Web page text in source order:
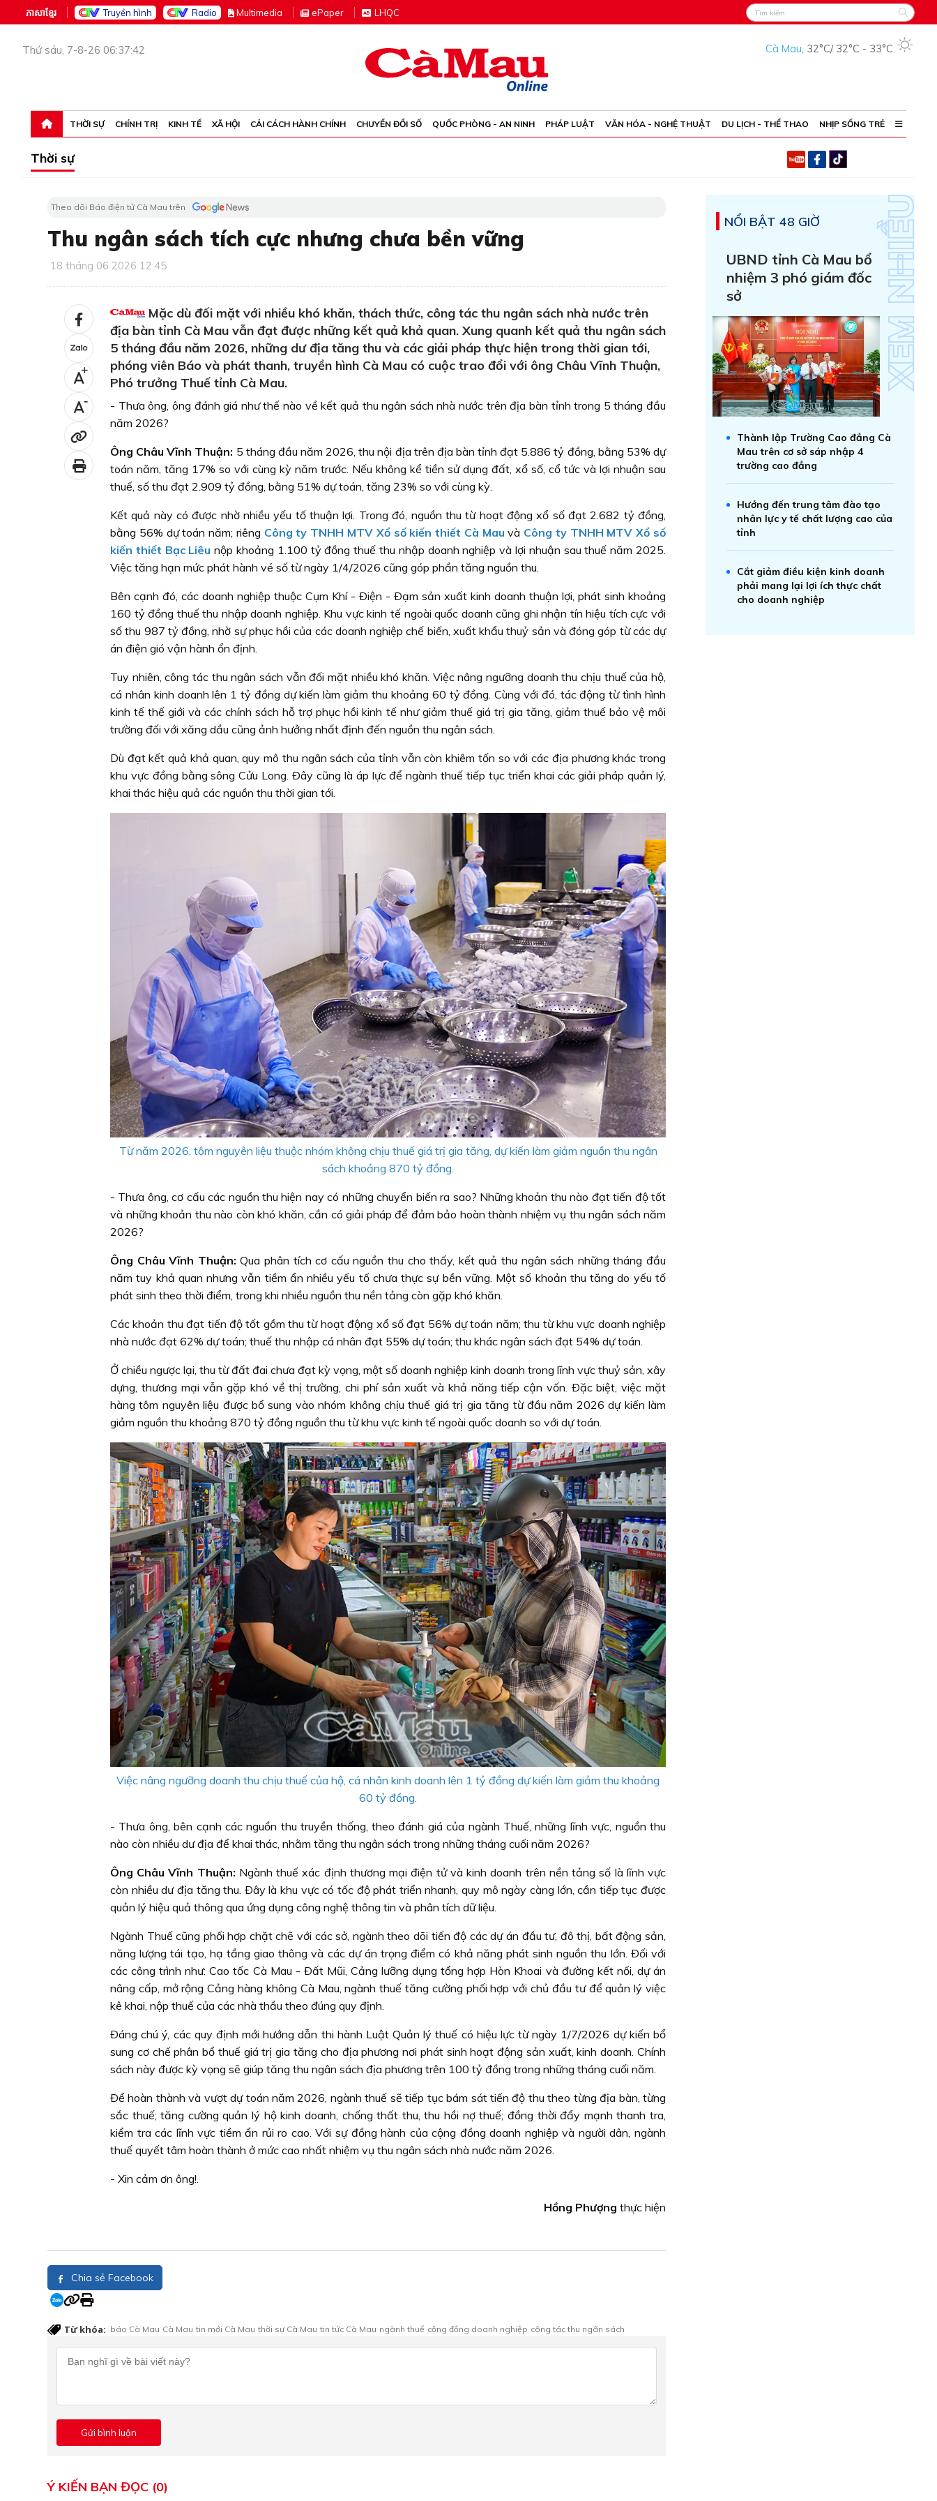
ភាសាខ្មែរ Truyền hình Radio Multimedia ePaper LHQC
Thứ sáu, 7-8-26 06:37:42 Cà Mau, 32°C/ 32°C - 33°C
THỜI SỰ CHÍNH TRỊ KINH TẾ XÃ HỘI CẢI CÁCH HÀNH CHÍNH CHUYỂN ĐỔI SỐ QUỐC PHÒNG - AN NINH PHÁP LUẬT VĂN HÓA - NGHỆ THUẬT DU LỊCH - THỂ THAO NHỊP SỐNG TRẺ
Thời sự
Theo dõi Báo điện tử Cà Mau trên
Thu ngân sách tích cực nhưng chưa bền vững
18 tháng 06 2026 12:45
+
-
Mặc dù đối mặt với nhiều khó khăn, thách thức, công tác thu ngân sách nhà nước trên
địa bàn tỉnh Cà Mau vẫn đạt được những kết quả khả quan. Xung quanh kết quả thu ngân sách
5 tháng đầu năm 2026, những dư địa tăng thu và các giải pháp thực hiện trong thời gian tới,
phóng viên Báo và phát thanh, truyền hình Cà Mau có cuộc trao đổi với ông Châu Vĩnh Thuận,
Phó trưởng Thuế tỉnh Cà Mau.
- Thưa ông, ông đánh giá như thế nào về kết quả thu ngân sách nhà nước trên địa bàn tỉnh trong 5 tháng đầu
năm 2026?
Ông Châu Vĩnh Thuận: 5 tháng đầu năm 2026, thu nội địa trên địa bàn tỉnh đạt 5.886 tỷ đồng, bằng 53% dự
toán năm, tăng 17% so với cùng kỳ năm trước. Nếu không kể tiền sử dụng đất, xổ số, cổ tức và lợi nhuận sau
thuế, số thu đạt 2.909 tỷ đồng, bằng 51% dự toán, tăng 23% so với cùng kỳ.
Kết quả này có được nhờ nhiều yếu tố thuận lợi. Trong đó, nguồn thu từ hoạt động xổ số đạt 2.682 tỷ đồng,
bằng 56% dự toán năm; riêng Công ty TNHH MTV Xổ số kiến thiết Cà Mau và Công ty TNHH MTV Xổ số
kiến thiết Bạc Liêu nộp khoảng 1.100 tỷ đồng thuế thu nhập doanh nghiệp và lợi nhuận sau thuế năm 2025.
Việc tăng hạn mức phát hành vé số từ ngày 1/4/2026 cũng góp phần tăng nguồn thu.
Bên cạnh đó, các doanh nghiệp thuộc Cụm Khí - Ðiện - Ðạm sản xuất kinh doanh thuận lợi, phát sinh khoảng
160 tỷ đồng thuế thu nhập doanh nghiệp. Khu vực kinh tế ngoài quốc doanh cũng ghi nhận tín hiệu tích cực với
số thu 987 tỷ đồng, nhờ sự phục hồi của các doanh nghiệp chế biến, xuất khẩu thuỷ sản và đóng góp từ các dự
án điện gió vận hành ổn định.
Tuy nhiên, công tác thu ngân sách vẫn đối mặt nhiều khó khăn. Việc nâng ngưỡng doanh thu chịu thuế của hộ,
cá nhân kinh doanh lên 1 tỷ đồng dự kiến làm giảm thu khoảng 60 tỷ đồng. Cùng với đó, tác động từ tình hình
kinh tế thế giới và các chính sách hỗ trợ phục hồi kinh tế như giảm thuế giá trị gia tăng, giảm thuế bảo vệ môi
trường đối với xăng dầu cũng ảnh hưởng nhất định đến nguồn thu ngân sách.
Dù đạt kết quả khả quan, quy mô thu ngân sách của tỉnh vẫn còn khiêm tốn so với các địa phương khác trong
khu vực đồng bằng sông Cửu Long. Ðây cũng là áp lực để ngành thuế tiếp tục triển khai các giải pháp quản lý,
khai thác hiệu quả các nguồn thu thời gian tới.
Từ năm 2026, tôm nguyên liệu thuộc nhóm không chịu thuế giá trị gia tăng, dự kiến làm giảm nguồn thu ngân
sách khoảng 870 tỷ đồng.
- Thưa ông, cơ cấu các nguồn thu hiện nay có những chuyển biến ra sao? Những khoản thu nào đạt tiến độ tốt
và những khoản thu nào còn khó khăn, cần có giải pháp để đảm bảo hoàn thành nhiệm vụ thu ngân sách năm
2026?
Ông Châu Vĩnh Thuận: Qua phân tích cơ cấu nguồn thu cho thấy, kết quả thu ngân sách những tháng đầu
năm tuy khả quan nhưng vẫn tiềm ẩn nhiều yếu tố chưa thực sự bền vững. Một số khoản thu tăng do yếu tố
phát sinh theo thời điểm, trong khi nhiều nguồn thu nền tảng còn gặp khó khăn.
Các khoản thu đạt tiến độ tốt gồm thu từ hoạt động xổ số đạt 56% dự toán năm; thu từ khu vực doanh nghiệp
nhà nước đạt 62% dự toán; thuế thu nhập cá nhân đạt 55% dự toán; thu khác ngân sách đạt 54% dự toán.
Ở chiều ngược lại, thu từ đất đai chưa đạt kỳ vọng, một số doanh nghiệp kinh doanh trong lĩnh vực thuỷ sản, xây
dựng, thương mại vẫn gặp khó về thị trường, chi phí sản xuất và khả năng tiếp cận vốn. Ðặc biệt, việc mặt
hàng tôm nguyên liệu được bổ sung vào nhóm không chịu thuế giá trị gia tăng từ đầu năm 2026 dự kiến làm
giảm nguồn thu khoảng 870 tỷ đồng nguồn thu từ khu vực kinh tế ngoài quốc doanh so với dự toán.
Việc nâng ngưỡng doanh thu chịu thuế của hộ, cá nhân kinh doanh lên 1 tỷ đồng dự kiến làm giảm thu khoảng
60 tỷ đồng.
- Thưa ông, bên cạnh các nguồn thu truyền thống, theo đánh giá của ngành Thuế, những lĩnh vực, nguồn thu
nào còn nhiều dư địa để khai thác, nhằm tăng thu ngân sách trong những tháng cuối năm 2026?
Ông Châu Vĩnh Thuận: Ngành thuế xác định thương mại điện tử và kinh doanh trên nền tảng số là lĩnh vực
còn nhiều dư địa tăng thu. Ðây là khu vực có tốc độ phát triển nhanh, quy mô ngày càng lớn, cần tiếp tục được
quản lý hiệu quả thông qua ứng dụng công nghệ thông tin và phân tích dữ liệu.
Ngành Thuế cũng phối hợp chặt chẽ với các sở, ngành theo dõi tiến độ các dự án đầu tư, đô thị, bất động sản,
năng lượng tái tạo, hạ tầng giao thông và các dự án trọng điểm có khả năng phát sinh nguồn thu lớn. Ðối với
các công trình như: Cao tốc Cà Mau - Ðất Mũi, Cảng lưỡng dụng tổng hợp Hòn Khoai và đường kết nối, dự án
nâng cấp, mở rộng Cảng hàng không Cà Mau, ngành thuế tăng cường phối hợp với chủ đầu tư để quản lý việc
kê khai, nộp thuế của các nhà thầu theo đúng quy định.
Ðáng chú ý, các quy định mới hướng dẫn thi hành Luật Quản lý thuế có hiệu lực từ ngày 1/7/2026 dự kiến bổ
sung cơ chế phân bổ thuế giá trị gia tăng cho địa phương nơi phát sinh hoạt động sản xuất, kinh doanh. Chính
sách này được kỳ vọng sẽ giúp tăng thu ngân sách địa phương trên 100 tỷ đồng trong những tháng cuối năm.
Ðể hoàn thành và vượt dự toán năm 2026, ngành thuế sẽ tiếp tục bám sát tiến độ thu theo từng địa bàn, từng
sắc thuế; tăng cường quản lý hộ kinh doanh, chống thất thu, thu hồi nợ thuế; đồng thời đẩy mạnh thanh tra,
kiểm tra các lĩnh vực tiềm ẩn rủi ro cao. Với sự đồng hành của cộng đồng doanh nghiệp và người dân, ngành
thuế quyết tâm hoàn thành ở mức cao nhất nhiệm vụ thu ngân sách nhà nước năm 2026.
- Xin cảm ơn ông!.
Hồng Phượng thực hiện
Chia sẻ Facebook
Từ khóa: báo Cà Mau Cà Mau tin mới Cà Mau thời sự Cà Mau tin tức Cà Mau ngành thuế cộng đồng doanh nghiệp công tác thu ngân sách
Ý KIẾN BẠN ĐỌC (0)
NỔI BẬT 48 GIỜ
UBND tỉnh Cà Mau bổ
nhiệm 3 phó giám đốc
sở
Thành lập Trường Cao đẳng Cà
Mau trên cơ sở sáp nhập 4
trường cao đẳng
Hướng đến trung tâm đào tạo
nhân lực y tế chất lượng cao của
tỉnh
Cắt giảm điều kiện kinh doanh
phải mang lại lợi ích thực chất
cho doanh nghiệp